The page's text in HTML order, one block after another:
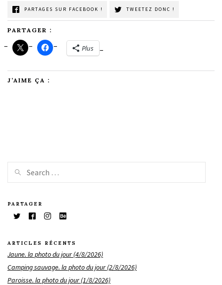
PARTAGES SUR FACEBOOK ! TWEETEZ DONC !
PARTAGER :
Plus
J’AIME ÇA :
PARTAGER
ARTICLES RÉCENTS
Jaune. la photo du jour (4/8/2026)
Camping sauvage. la photo du jour (2/8/2026)
Paroisse. la photo du jour (1/8/2026)